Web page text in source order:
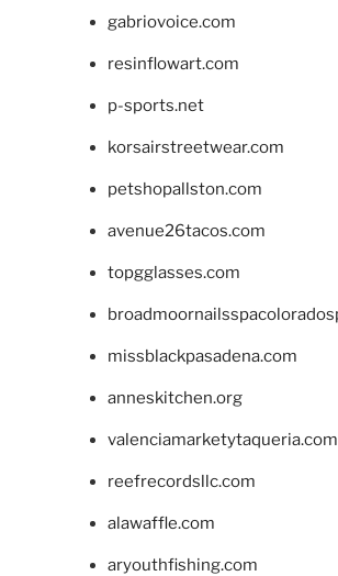
gabriovoice.com
resinflowart.com
p-sports.net
korsairstreetwear.com
petshopallston.com
avenue26tacos.com
topgglasses.com
missblackpasadena.com
anneskitchen.org
valenciamarketytaqueria.com
reefrecordsllc.com
alawaffle.com
aryouthfishing.com